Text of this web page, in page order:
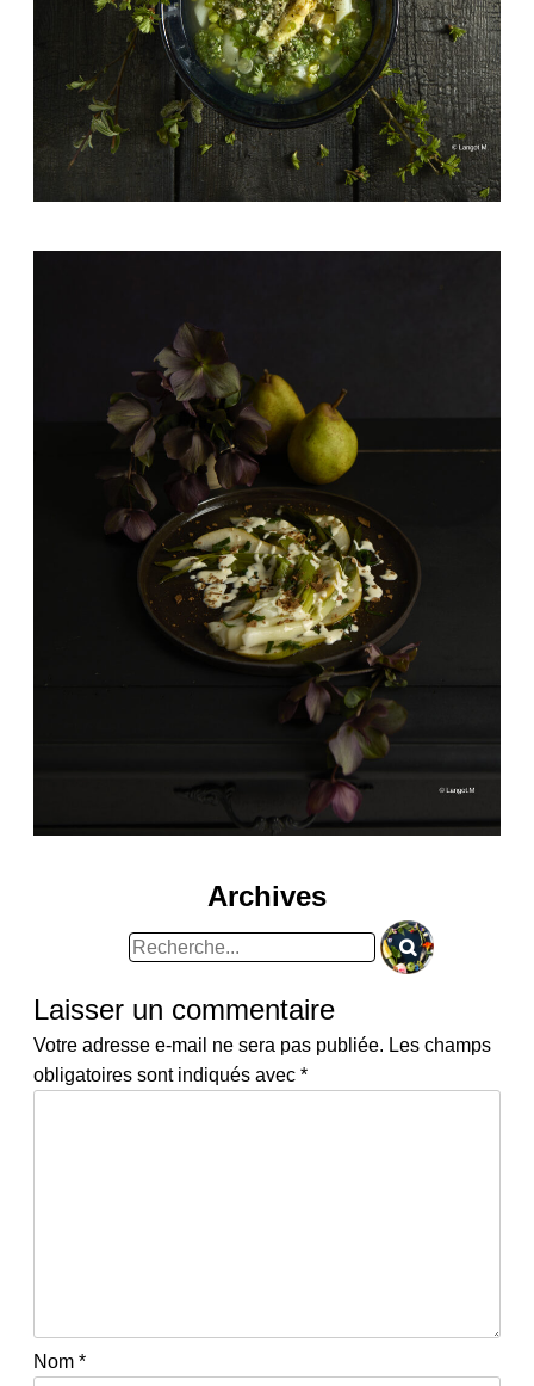
Archives
Rechercher
:
Laisser un commentaire
Votre adresse e-mail ne sera pas publiée. Les champs
obligatoires sont indiqués avec *
Nom *